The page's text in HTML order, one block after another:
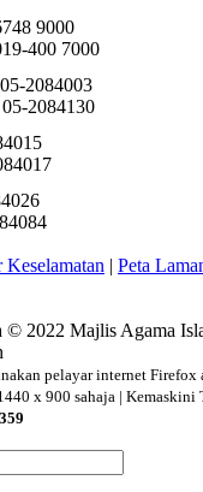
9000
7000
2084003
Keselamatan | Peta
© 2022 Majlis Agama
pelayar internet Firefox
x 900 sahaja | Kemaskini